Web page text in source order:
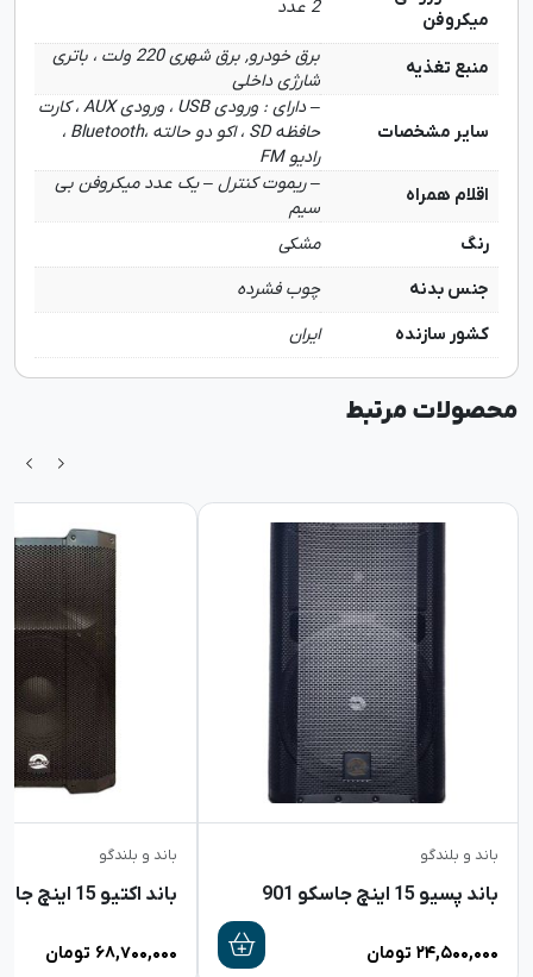
میکروفن
2 عدد
منبع تغذیه
برق خودرو, برق شهری 220 ولت ، باتری
شارژی داخلی
سایر مشخصات
– دارای : ورودی USB ، ورودی AUX ، کارت
حافظه SD ، اکو دو حالته ،Bluetooth ،
رادیو FM
اقلام همراه
– ریموت کنترل – یک عدد میکروفن بی
سیم
رنگ
مشکی
جنس بدنه
چوب فشرده
کشور سازنده
ایران
محصولات مرتبط
باند و بلندگو
باند پسیو 15 اینچ جاسکو 901
۲۴,۵۰۰,۰۰۰ تومان
باند و بلندگو
باند اکتیو 15 اینچ جاسکو 2006
۶۸,۷۰۰,۰۰۰ تومان